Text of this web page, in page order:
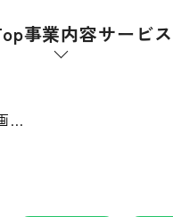
事業内容サービス
ECサイトの顔、商品画像｜クリック率を上げるサムネイル戦略